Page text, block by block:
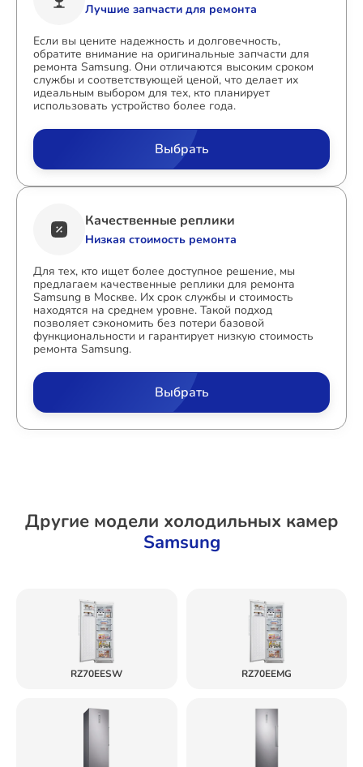
Лучшие запчасти для ремонта
Если вы цените надежность и долговечность,
обратите внимание на оригинальные запчасти для
ремонта Samsung. Они отличаются высоким сроком
службы и соответствующей ценой, что делает их
идеальным выбором для тех, кто планирует
использовать устройство более года.
Выбрать
Качественные реплики
Низкая стоимость ремонта
Для тех, кто ищет более доступное решение, мы
предлагаем качественные реплики для ремонта
Samsung в Москве. Их срок службы и стоимость
находятся на среднем уровне. Такой подход
позволяет сэкономить без потери базовой
функциональности и гарантирует низкую стоимость
ремонта Samsung.
Выбрать
Другие модели холодильных камер
Samsung
RZ70EESW RZ70EEMG